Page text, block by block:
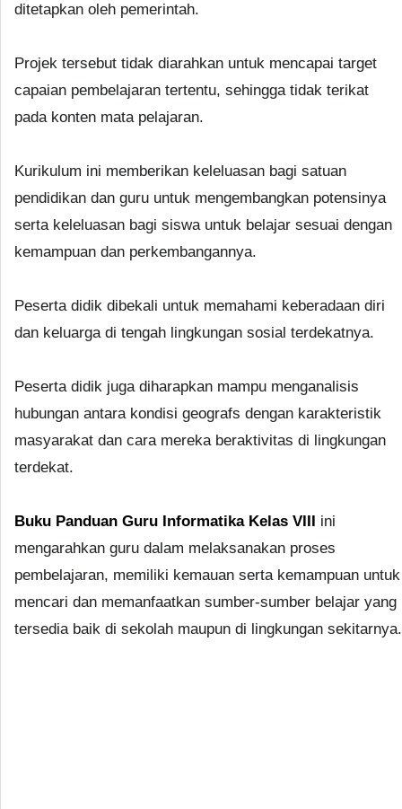
ditetapkan oleh pemerintah.
Projek tersebut tidak diarahkan untuk mencapai target
capaian pembelajaran tertentu, sehingga tidak terikat
pada konten mata pelajaran.
Kurikulum ini memberikan keleluasan bagi satuan
pendidikan dan guru untuk mengembangkan potensinya
serta keleluasan bagi siswa untuk belajar sesuai dengan
kemampuan dan perkembangannya.
Peserta didik dibekali untuk memahami keberadaan diri
dan keluarga di tengah lingkungan sosial terdekatnya.
Peserta didik juga diharapkan mampu menganalisis
hubungan antara kondisi geografs dengan karakteristik
masyarakat dan cara mereka beraktivitas di lingkungan
terdekat.
Buku Panduan Guru Informatika Kelas VIII
ini
mengarahkan guru dalam melaksanakan proses
pembelajaran, memiliki kemauan serta kemampuan untuk
mencari dan memanfaatkan sumber-sumber belajar yang
tersedia baik di sekolah maupun di lingkungan sekitarnya.